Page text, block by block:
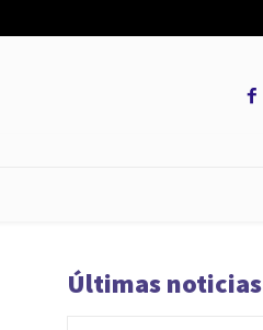
Últimas noticias